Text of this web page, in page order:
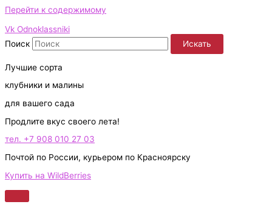
Перейти к содержимому
Vk Odnoklassniki
Поиск
Искать
Лучшие сорта
клубники и малины
для вашего сада
Продлите вкус своего лета!
тел. +7 908 010 27 03
Почтой по России, курьером по Красноярску
Купить на WildBerries